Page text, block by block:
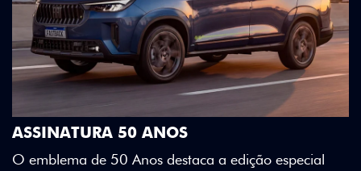
a edição especial
DESIGN QUE SE
Teto bicolor, adesivos
Green criam uma identidade